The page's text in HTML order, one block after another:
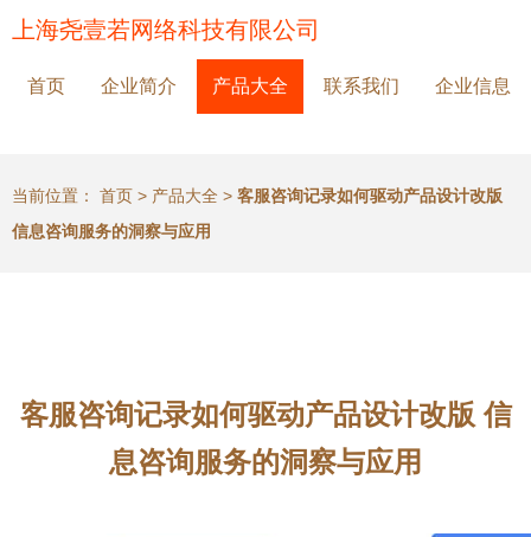
上海尧壹若网络科技有限公司
首页 企业简介 产品大全 联系我们 企业信息
当前位置： 首页 > 产品大全 > 客服咨询记录如何驱动产品设计改版
信息咨询服务的洞察与应用
客服咨询记录如何驱动产品设计改版 信
息咨询服务的洞察与应用